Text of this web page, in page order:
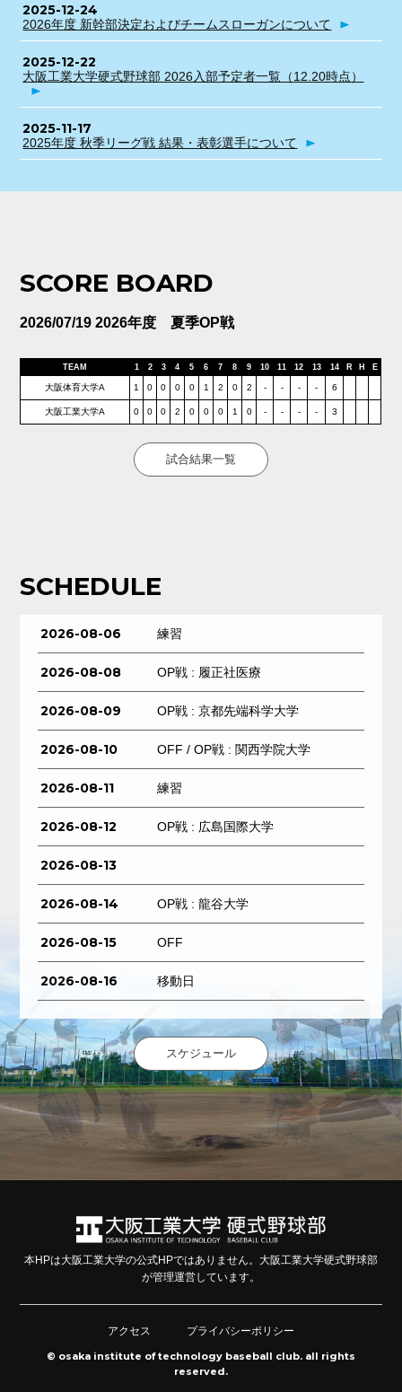
2025-12-24
2026年度 新幹部決定およびチームスローガンについて
2025-12-22
大阪工業大学硬式野球部 2026入部予定者一覧（12.20時点）
2025-11-17
2025年度 秋季リーグ戦 結果・表彰選手について
SCORE BOARD
2026/07/19 2026年度 夏季OP戦
TEAM 1 2 3 4 5 6 7 8 9 10 11 12 13 14 R H E
大阪体育大学A 1 0 0 0 0 1 2 0 2 - - - - 6
大阪工業大学A 0 0 0 2 0 0 0 1 0 - - - - 3
試合結果一覧
SCHEDULE
2026-08-06 練習
2026-08-08 OP戦 : 履正社医療
2026-08-09 OP戦 : 京都先端科学大学
2026-08-10 OFF / OP戦 : 関西学院大学
2026-08-11 練習
2026-08-12 OP戦 : 広島国際大学
2026-08-13
2026-08-14 OP戦 : 龍谷大学
2026-08-15 OFF
2026-08-16 移動日
スケジュール
本HPは大阪工業大学の公式HPではありません。大阪工業大学硬式野球部
が管理運営しています。
アクセス
プライバシーポリシー
© osaka institute of technology baseball club. all rights
reserved.